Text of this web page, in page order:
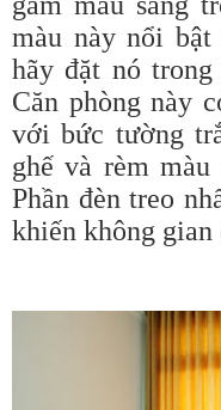
màu này nổi
hãy đặt nó
Căn phòng này
với bức tường
ghế và rèm
Phần đèn treo
khiến không gian